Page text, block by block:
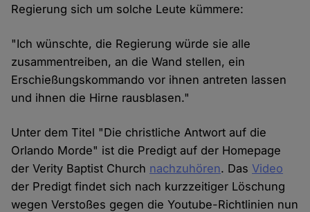
Regierung sich um solche Leute kümmere:
"Ich wünschte, die Regierung würde sie alle
zusammentreiben, an die Wand stellen, ein
Erschießungskommando vor ihnen antreten lassen
und ihnen die Hirne rausblasen."
Unter dem Titel "Die christliche Antwort auf die
Orlando Morde" ist die Predigt auf der Homepage
der Verity Baptist Church nachzuhören. DasVideo
der Predigt findet sich nach kurzzeitiger Löschung
wegen Verstoßes gegen die Youtube-Richtlinien nun